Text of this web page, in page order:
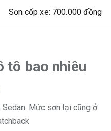
Sơn cốp xe: 700.000 đồng
tô bao nhiêu
Mức sơn lại cũng ở